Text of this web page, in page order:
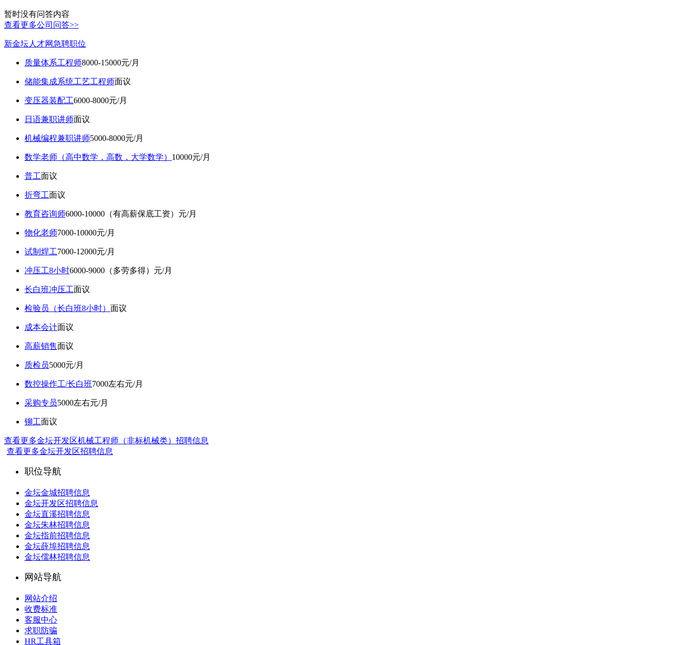
暂时没有问答内容
查看更多公司问答>>
新金坛人才网急聘职位
质量体系工程师8000-15000元/月
储能集成系统工艺工程师面议
变压器装配工6000-8000元/月
日语兼职讲师面议
机械编程兼职讲师5000-8000元/月
数学老师（高中数学，高数，大学数学） 10000元/月
普工面议
折弯工面议
教育咨询师6000-10000（有高薪保底工资）元/月
物化老师7000-10000元/月
试制焊工7000-12000元/月
冲压工8小时6000-9000（多劳多得）元/月
长白班冲压工面议
检验员（长白班8小时） 面议
成本会计面议
高薪销售面议
质检员5000元/月
数控操作工/长白班7000左右元/月
采购专员5000左右元/月
铆工面议
查看更多金坛开发区机械工程师（非标机械类）招聘信息
查看更多金坛开发区招聘信息
职位导航
金坛金城招聘信息
金坛开发区招聘信息
金坛直溪招聘信息
金坛朱林招聘信息
金坛指前招聘信息
金坛薛埠招聘信息
金坛儒林招聘信息
网站导航
网站介绍
收费标准
客服中心
求职防骗
HR工具箱